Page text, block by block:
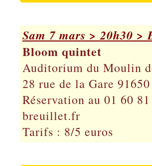
Sam 7 mars > 20h30 >
Bloom quintet
Auditorium du Moulin
28 rue de la Gare
Réservation au 01 60
breuillet.fr
Tarifs : 8/5 euros